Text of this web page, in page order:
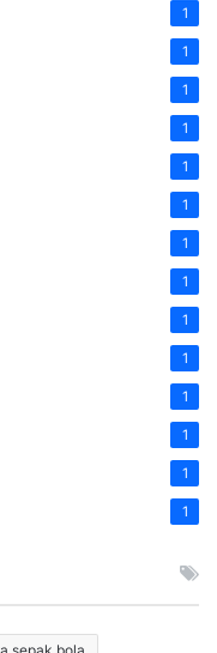
1
1
1
1
1
1
1
1
1
1
1
1
1
1